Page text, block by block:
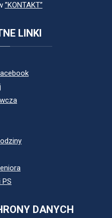
”KONTAKT”
LINKI
DANYCH